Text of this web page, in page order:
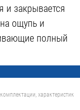
и закрывается
ощупь и
полный
характеристик